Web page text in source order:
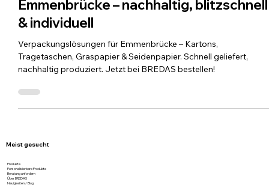
Verpackungslösungen für
Emmenbrücke – nachhaltig, blitzschnell
& individuell
Verpackungslösungen für Emmenbrücke – Kartons,
nachhaltig produziert. Jetzt bei BREDAS bestellen!
Meist gesucht